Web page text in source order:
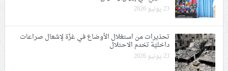
23 يونيو 2026
تحذيرات من استغلال الأوضاع في غزّة لإشعال صراعات
داخليّة تخدم الاحتلال
23 يونيو 2026